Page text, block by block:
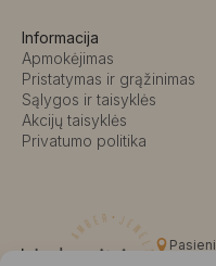
Informacija
Apmokėjimas
Pristatymas ir grąžinimas
Sąlygos ir taisyklės
Akcijų taisyklės
Privatumo politika